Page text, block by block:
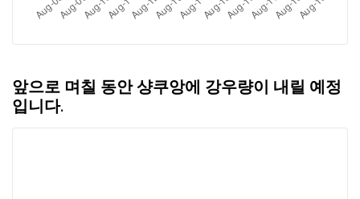
앞으로 며칠 동안 샹쿠앙에 강우량이 내릴 예정
입니다.